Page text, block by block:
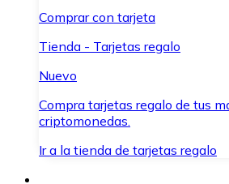
Comprar con tarjeta
Tienda - Tarjetas regalo
Nuevo
Compra tarjetas regalo de tus
criptomonedas.
Ir a la tienda de tarjetas regalo